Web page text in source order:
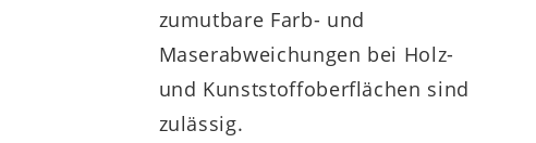
zumutbare Farb- und
Maserabweichungen bei Holz-
und Kunststoffoberflächen sind
zulässig.